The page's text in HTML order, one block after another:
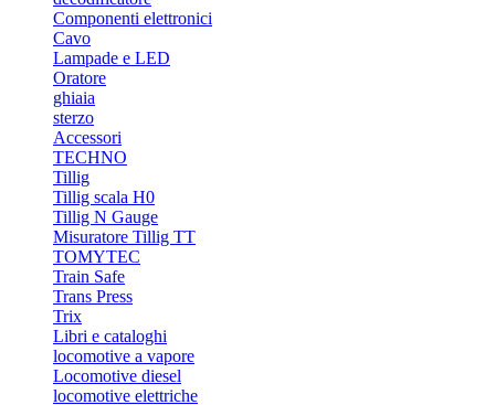
Componenti elettronici
Cavo
Lampade e LED
Oratore
ghiaia
sterzo
Accessori
TECHNO
Tillig
Tillig scala H0
Tillig N Gauge
Misuratore Tillig TT
TOMYTEC
Train Safe
Trans Press
Trix
Libri e cataloghi
locomotive a vapore
Locomotive diesel
locomotive elettriche